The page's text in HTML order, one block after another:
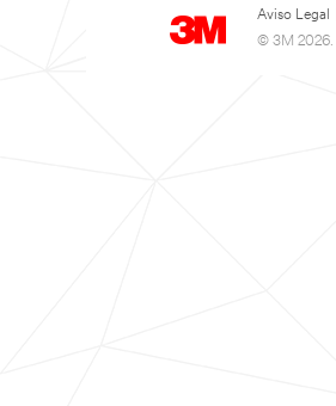
Aviso Legal
© 3M 2026.